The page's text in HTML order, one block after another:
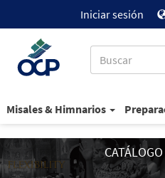
Iniciar sesión
Misales & Himnarios